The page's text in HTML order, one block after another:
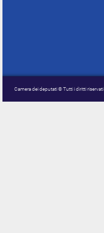
Camera dei deputati © Tutti i diritti riservati